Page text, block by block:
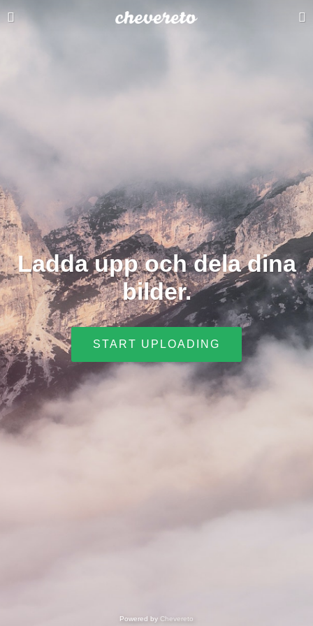
Ladda upp och dela dina
bilder.
START UPLOADING
Powered by Chevereto